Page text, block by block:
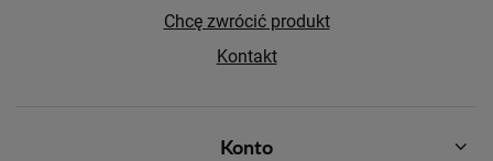
Chcę zwrócić produkt
Kontakt
Konto